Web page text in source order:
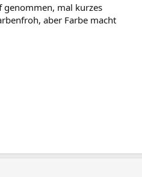
genommen, mal kurzes
aber Farbe macht